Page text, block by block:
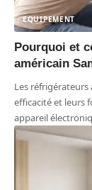
EQUIPEMENT
Pourquoi et
américain
Les
efficacité et leurs
appareil